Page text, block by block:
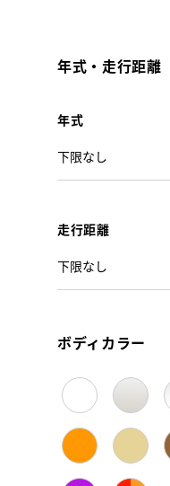
年式・走行距離
年式
走行距離
ボディカラー